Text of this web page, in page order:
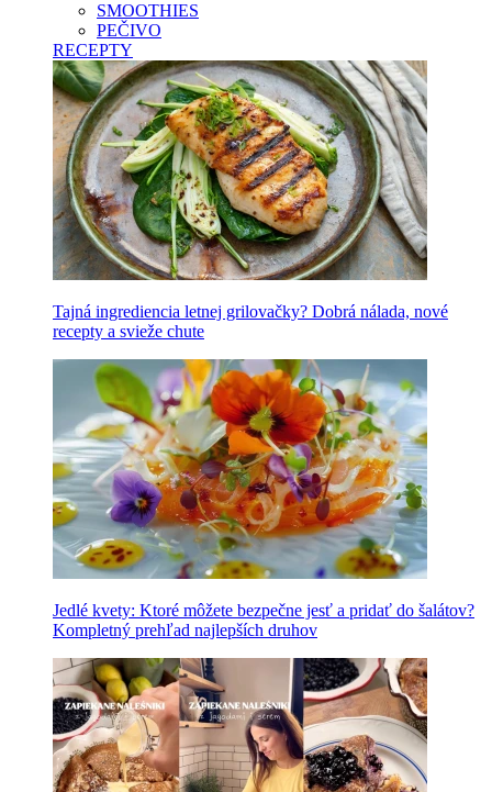
SMOOTHIES
PEČIVO
RECEPTY
Tajná ingrediencia letnej grilovačky? Dobrá nálada, nové
recepty a svieže chute
Jedlé kvety: Ktoré môžete bezpečne jesť a pridať do šalátov?
Kompletný prehľad najlepších druhov